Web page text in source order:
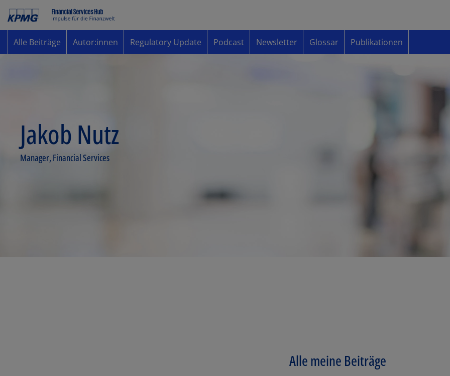
Alle Beiträge Autor:innen Regulatory Update Podcast Newsletter Glossar Publikationen
Jakob Nutz
Manager, Financial Services
Alle meine Beiträge